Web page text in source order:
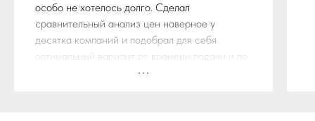
особо не хотелось долго. Сделал
сравнительный анализ цен наверное у
десятка компаний и подобрал для себя
оптимальный вариант по времени подачи и по
стоимости. Остановился на службе эвакуации